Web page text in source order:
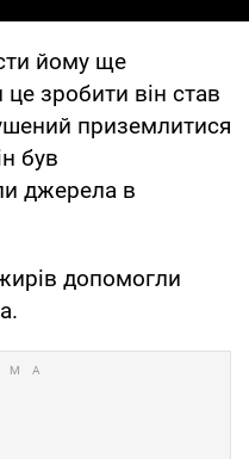
йому ще
зробити він став
приземлитися
був
джерела в
допомогли